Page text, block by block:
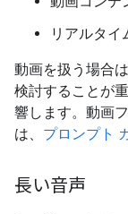
リアルタイ
動画を扱う場合は
検討することが
響します。動画
は、 プロンプト
長い音声